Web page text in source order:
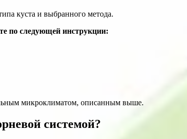
куста и выбранного метода.
по следующей инструкции:
микроклиматом, описанным выше.
системой?